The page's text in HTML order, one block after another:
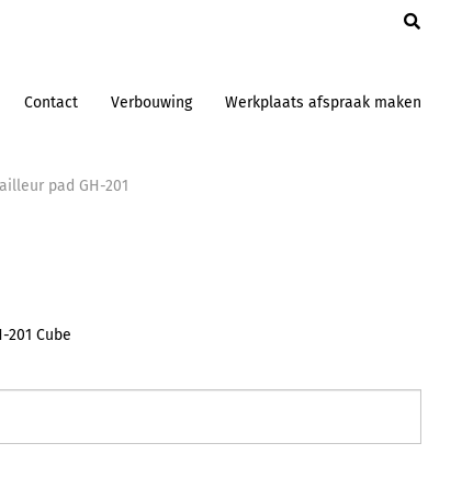
Contact Verbouwing Werkplaats afspraak maken
pad GH-201
Cube